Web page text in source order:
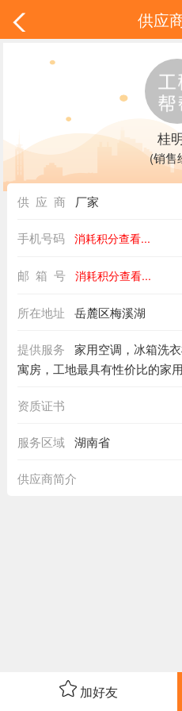
供应
桂
(销售
供 应 商 厂家
手机号码 消耗积分查看...
邮 箱 号 消耗积分查看...
所在地址 岳麓区梅溪湖
提供服务
家用空调，冰箱洗
寓房，工地最具有性价比的家
资质证书
服务区域 湖南省
供应商简介
加好友